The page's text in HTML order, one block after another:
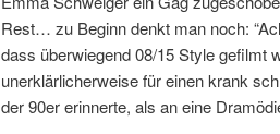
Rest… zu Beginn denkt man noch:
dass überwiegend 08/15 Style gefilmt
unerklärlicherweise für einen krank
der 90er erinnerte, als an eine